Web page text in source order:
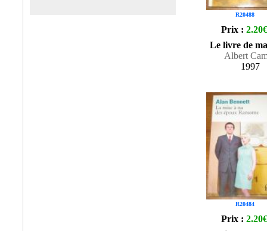
R20488
Prix : 2.20€
Le livre de
Albert
1997
R20484
Prix : 2.20€